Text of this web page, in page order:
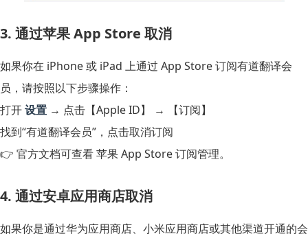
3. 通过苹果 App Store 取消
如果你在 iPhone 或 iPad 上通过 App Store 订阅有道翻译会
员，请按照以下步骤操作：
打开设置 → 点击【Apple ID】 → 【订阅】
找到“有道翻译会员”，点击取消订阅
👉 官方文档可查看 苹果 App Store 订阅管理。
4. 通过安卓应用商店取消
如果你是通过华为应用商店、小米应用商店或其他渠道开通的会